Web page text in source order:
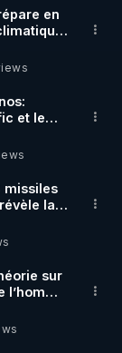
et
code
en
et le
missiles
la
sur
de